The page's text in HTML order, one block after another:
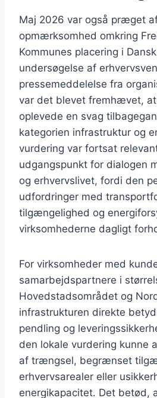
Maj 2026 var også præget
opmærksomhed omkring
Kommunes placering i
undersøgelse af
pressemeddelelse fra
var det blevet fremhævet, at
oplevede en svag
kategorien infrastruktur og
vurdering var fortsat
udgangspunkt for dialogen
og erhvervslivet, fordi den
udfordringer med
tilgængelighed og
virksomhederne dagligt
For virksomheder med
samarbejdspartnere i
Hovedstadsområdet og
infrastrukturen direkte
pendling og
den lokale vurdering kunne
af trængsel, begrænset
erhvervsarealer eller
energikapacitet. Det betød,